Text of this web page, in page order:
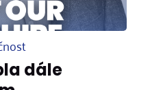
dále